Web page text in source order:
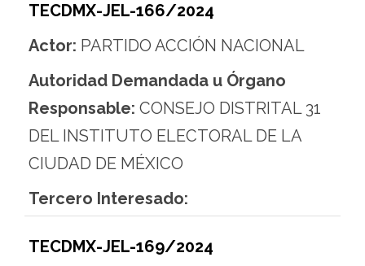
TECDMX-JEL-166/2024
Actor: PARTIDO ACCIÓN NACIONAL
Autoridad Demandada u Órgano
Responsable: CONSEJO DISTRITAL 31
DEL INSTITUTO ELECTORAL DE LA
CIUDAD DE MÉXICO
Tercero Interesado:
TECDMX-JEL-169/2024